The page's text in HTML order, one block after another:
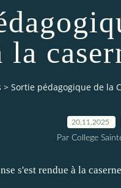
la
> Sortie pédagogique de la
20.11.2025
Par College
s'est rendue à la